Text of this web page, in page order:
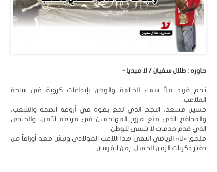
حاوره : طلال سفيان / لا ميديا -
نجم فريد ملأ سماء الحالمة والوطن بإبداعات كروية في ساحة
الملاعب.
حسين مسعد، النجم الذي لمع بقوة في أروقة الصحة والشعب،
والمدافع الذي منع مرور المهاجمين في مربعه الآمن، والجندي
الذي قدم خدمات لا تنسى للوطن.
ملحق «لا» الرياضي التقى هذا اللاعب الفولاذي ونبش معه أوراقاً من
دفتر ذكريات الزمن الجميل، زمن الفرسان.